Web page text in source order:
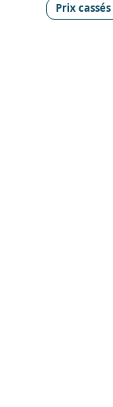
Prix cassés